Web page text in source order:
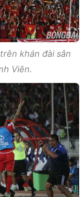
khán đài sân
Viên.